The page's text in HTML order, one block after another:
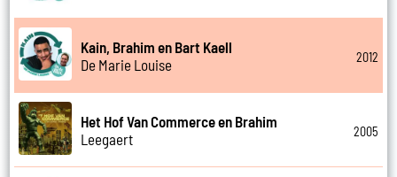
Kain, Brahim en Bart Kaell
De Marie Louise
2012
Het Hof Van Commerce en Brahim
Leegaert
2005